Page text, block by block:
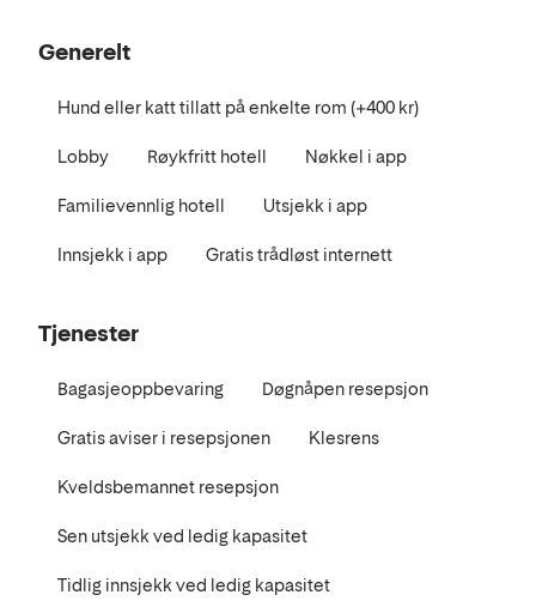
Generelt
Hund eller katt tillatt på enkelte rom (+400 kr)
Lobby Røykfritt hotell Nøkkel i app
Familievennlig hotell Utsjekk i app
Innsjekk i app Gratis trådløst internett
Tjenester
Bagasjeoppbevaring Døgnåpen resepsjon
Gratis aviser i resepsjonen Klesrens
Kveldsbemannet resepsjon
Sen utsjekk ved ledig kapasitet
Tidlig innsjekk ved ledig kapasitet